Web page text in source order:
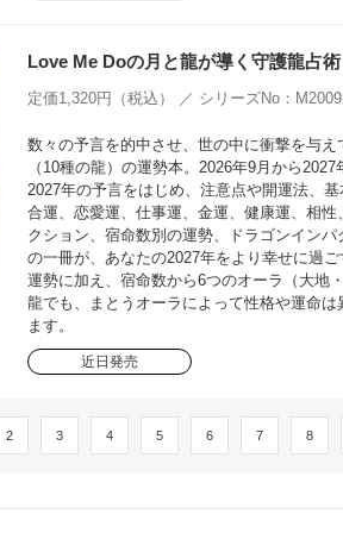
Love Me Doの月と龍が導く守護龍占
定価1,320円（税込） ／ シリーズNo：
数々の予言を的中させ、世の中に衝撃を与
（10種の龍）の運勢本。2026年9月から
2027年の予言をはじめ、注意点や開運法、
合運、恋愛運、仕事運、金運、健康運、相
クション、宿命数別の運勢、ドラゴンイン
の一冊が、あなたの2027年をより幸せに過
運勢に加え、宿命数から6つのオーラ（大地
龍でも、まとうオーラによって性格や運命
ます。
近日発売
2 3 4 5 6 7 8